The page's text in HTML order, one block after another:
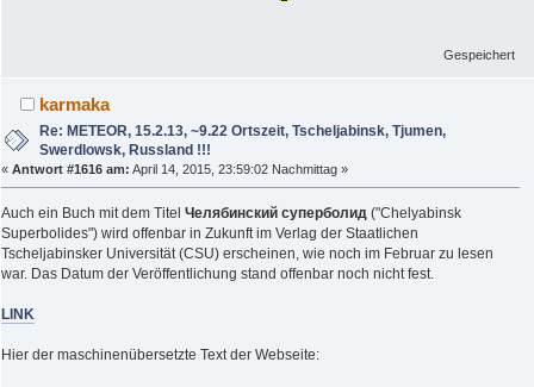
Gespeichert
karmaka
Re: METEOR, 15.2.13, ~9.22 Ortszeit, Tscheljabinsk, Tjumen,
Swerdlowsk, Russland !!!
« Antwort #1616 am: April 14, 2015, 23:59:02 Nachmittag »
Auch ein Buch mit dem Titel Челябинский суперболид ("Chelyabinsk
Superbolides") wird offenbar in Zukunft im Verlag der Staatlichen
Tscheljabinsker Universität (CSU) erscheinen, wie noch im Februar zu lesen
war. Das Datum der Veröffentlichung stand offenbar noch nicht fest.
LINK
Hier der maschinenübersetzte Text der Webseite: